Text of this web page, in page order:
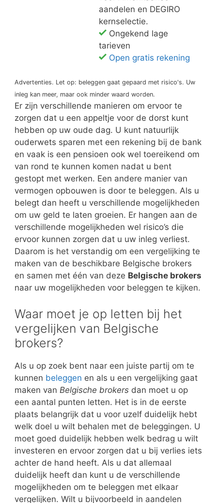
aandelen en DEGIRO
kernselectie.
Ongekend lage
tarieven
Open gratis rekening
Advertenties. Let op: beleggen gaat gepaard met risico's. Uw
inleg kan meer, maar ook minder waard worden.
Er zijn verschillende manieren om ervoor te
zorgen dat u een appeltje voor de dorst kunt
hebben op uw oude dag. U kunt natuurlijk
ouderwets sparen met een rekening bij de bank
en vaak is een pensioen ook wel toereikend om
van rond te kunnen komen nadat u bent
gestopt met werken. Een andere manier van
vermogen opbouwen is door te beleggen. Als u
belegt dan heeft u verschillende mogelijkheden
om uw geld te laten groeien. Er hangen aan de
verschillende mogelijkheden wel risico’s die
ervoor kunnen zorgen dat u uw inleg verliest.
Daarom is het verstandig om een vergelijking te
maken van de beschikbare Belgische brokers
en samen met één van deze Belgische brokers
naar uw mogelijkheden voor beleggen te kijken.
Waar moet je op letten bij het
vergelijken van Belgische
brokers?
Als u op zoek bent naar een juiste partij om te
kunnen beleggen en als u een vergelijking gaat
maken van Belgische brokers dan moet u op
een aantal punten letten. Het is in de eerste
plaats belangrijk dat u voor uzelf duidelijk hebt
welk doel u wilt behalen met de beleggingen. U
moet goed duidelijk hebben welk bedrag u wilt
investeren en ervoor zorgen dat u bij verlies iets
achter de hand heeft. Als u dat allemaal
duidelijk heeft dan kunt u de verschillende
mogelijkheden om te beleggen met elkaar
vergelijken. Wilt u bijvoorbeeld in aandelen